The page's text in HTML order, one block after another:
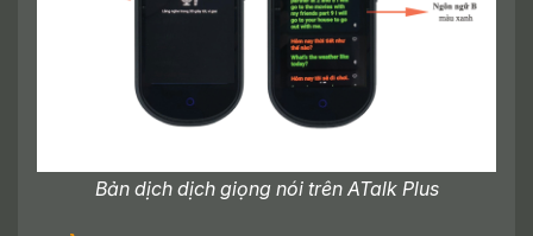
Bản dịch dịch giọng nói trên ATalk Plus